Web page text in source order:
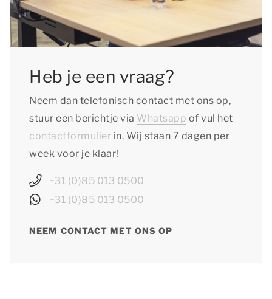
Heb je een vraag?
Neem dan telefonisch contact met ons op,
stuur een berichtje via Whatsapp of vul het
contactformulier in. Wij staan 7 dagen per
week voor je klaar!
+31 (0)85 013 0500
+31 (0)85 013 0500
NEEM CONTACT MET ONS OP